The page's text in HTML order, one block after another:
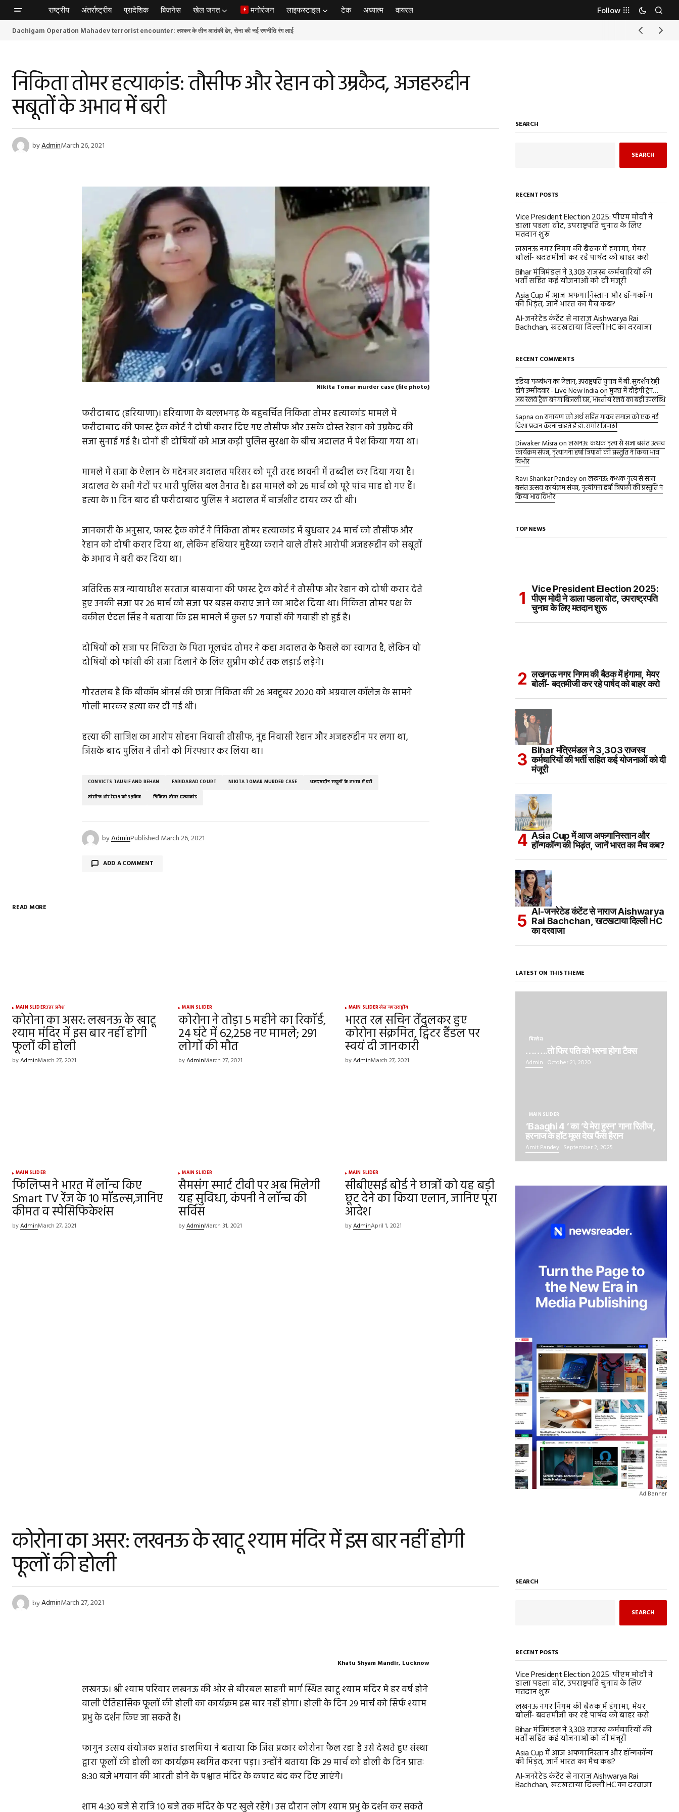
राष्ट्रीय अंतर्राष्ट्रीय प्रादेशिक बिज़नेस खेल जगत मनोरंजन लाइफस्टाइल टेक अध्यात्म वायरल Follow
Dachigam Operation Mahadev terrorist encounter: लश्कर के तीन आतंकी ढेर, सेना की नई रणनीति रंग लाई
निकिता तोमर हत्याकांड: तौसीफ और रेहान को उम्रकैद, अजहरुद्दीन
सबूतों के अभाव में बरी
byAdminMarch 26, 2021
Nikita Tomar murder case (file photo)
फरीदाबाद (हरियाणा)। हरियाणा के बल्लभगढ़ के बहुचर्चित निकिता तोमर हत्याकांड मामले में
फरीदाबाद की फास्ट ट्रैक कोर्ट ने दोषी करार दिए गए तौसीफ और उसके दोस्त रेहान को उम्रकैद की
सजा सुनाई गई है। दोनों ही दोषियों को आज कड़ी पुलिस सुरक्षा के बीच अदालत में पेश किया गया था।
मामले में सजा के ऐलान के मद्देनजर अदालत परिसर को पूरी तरह छावनी में तब्दील कर दिया गया है।
अदालत के सभी गेटों पर भारी पुलिस बल तैनात है। इस मामले को 26 मार्च को पूरे पांच माह हो गए हैं।
हत्या के 11 दिन बाद ही फरीदाबाद पुलिस ने अदालत में चार्जशीट दायर कर दी थी।
जानकारी के अनुसार, फास्ट ट्रैक कोर्ट ने निकिता तोमर हत्याकांड में बुधवार 24 मार्च को तौसीफ और
रेहान को दोषी करार दिया था, लेकिन हथियार मुहैय्या कराने वाले तीसरे आरोपी अजहरुद्दीन को सबूतों
के अभाव में बरी कर दिया था।
अतिरिक्त सत्र न्यायाधीश सरताज बासवाना की फास्ट ट्रैक कोर्ट ने तौसीफ और रेहान को दोषी करार देते
हुए उनकी सजा पर 26 मार्च को सजा पर बहस कराए जाने का आदेश दिया था। निकिता तोमर पक्ष के
वकील ऐदल सिंह ने बताया कि इस मामले में कुल 57 गवाहों की गवाही हो हुई है।
दोषियों को सजा पर निकिता के पिता मूलचंद तोमर ने कहा अदालत के फैसले का स्वागत है, लेकिन वो
दोषियों को फांसी की सजा दिलाने के लिए सुप्रीम कोर्ट तक लड़ाई लड़ेंगे।
गौरतलब है कि बीकॉम ऑनर्स की छात्रा निकिता की 26 अक्टूबर 2020 को अग्रवाल कॉलेज के सामने
गोली मारकर हत्या कर दी गई थी।
हत्या की साजिश का आरोप सोहना निवासी तौसीफ, नूंह निवासी रेहान और अजहरुद्दीन पर लगा था,
जिसके बाद पुलिस ने तीनों को गिरफ्तार कर लिया था।
CONVICTS TAUSIF AND REHAN FARIDABAD COURT NIKITA TOMAR MURDER CASE अजहरुद्दीन सबूतों के अभाव में बरी
तौसीफ और रेहान को उम्रकैद निकिता तोमर हत्याकांड
byAdminPublished March 26, 2021
ADD A COMMENT
Save my name, email, and website in
this browser for the next time I
READ MORE
MAIN SLIDERउत्तर प्रदेश
कोरोना का असर: लखनऊ के खाटू
श्याम मंदिर में इस बार नहीं होगी
फूलों की होली
byAdminMarch 27, 2021
MAIN SLIDER
कोरोना ने तोड़ा 5 महीने का रिकॉर्ड,
24 घंटे में 62,258 नए मामले; 291
लोगों की मौत
byAdminMarch 27, 2021
MAIN SLIDERखेल जगतराष्ट्रीय
भारत रत्न सचिन तेंदुलकर हुए
कोरोना संक्रमित, ट्विटर हैंडल पर
स्वयं दी जानकारी
byAdminMarch 27, 2021
MAIN SLIDER
फिलिप्स ने भारत में लॉन्च किए
Smart TV रेंज के 10 मॉडल्स,जानिए
कीमत व स्पेसिफिकेशंस
byAdminMarch 27, 2021
MAIN SLIDER
सैमसंग स्मार्ट टीवी पर अब मिलेगी
यह सुविधा, कंपनी ने लॉन्च की
सर्विस
byAdminMarch 31, 2021
MAIN SLIDER
सीबीएसई बोर्ड ने छात्रों को यह बड़ी
छूट देने का किया एलान, जानिए पूरा
आदेश
byAdminApril 1, 2021
SEARCH
SEARCH
RECENT POSTS
Vice President Election 2025: पीएम मोदी ने
डाला पहला वोट, उपराष्ट्रपति चुनाव के लिए
मतदान शुरू
लखनऊ नगर निगम की बैठक में हंगामा, मेयर
बोलीं- बदतमीजी कर रहे पार्षद को बाहर करो
Bihar मंत्रिमंडल ने 3,303 राजस्व कर्मचारियों की
भर्ती सहित कई योजनाओं को दी मंजूरी
Asia Cup में आज अफगानिस्तान और हॉन्गकॉन्ग
की भिड़ंत, जानें भारत का मैच कब?
AI-जनरेटेड कंटेंट से नाराज Aishwarya Rai
Bachchan, खटखटाया दिल्ली HC का दरवाजा
RECENT COMMENTS
इंडिया गठबंधन का ऐलान, उपराष्ट्रपति चुनाव में बी. सुदर्शन रेड्डी
होंगे उम्मीदवार - Live New Indiaonमुफ्त में दौड़ेगी ट्रेन…
अब रेलवे ट्रैक बनेगा बिजली घर, भारतीय रेलवे का बड़ी उपलब्धि
Sapnaonरामायण को अर्थ सहित गाकर समाज को एक नई
दिशा प्रदान करना चाहते हैं डॉ. समीर त्रिपाठी
Diwaker Misraonलखनऊ: कथक नृत्य से सजा बसंत उत्सव
कार्यक्रम संपन्न, नृत्यांगना हर्षा त्रिपाठी की प्रस्तुति ने किया भाव
विभोर
Ravi Shankar Pandeyonलखनऊ: कथक नृत्य से सजा
बसंत उत्सव कार्यक्रम संपन्न, नृत्यांगना हर्षा त्रिपाठी की प्रस्तुति ने
किया भाव विभोर
TOP NEWS
Vice President Election 2025:
पीएम मोदी ने डाला पहला वोट, उपराष्ट्रपति
चुनाव के लिए मतदान शुरू
लखनऊ नगर निगम की बैठक में हंगामा, मेयर
बोलीं- बदतमीजी कर रहे पार्षद को बाहर करो
Bihar मंत्रिमंडल ने 3,303 राजस्व
कर्मचारियों की भर्ती सहित कई योजनाओं को दी
मंजूरी
Asia Cup में आज अफगानिस्तान और
हॉन्गकॉन्ग की भिड़ंत, जानें भारत का मैच कब?
AI-जनरेटेड कंटेंट से नाराज Aishwarya
Rai Bachchan, खटखटाया दिल्ली HC
का दरवाजा
LATEST ON THIS THEME
बिज़नेस
……..तो फिर पति को भरना होगा टैक्स
Admin October 21, 2020
MAIN SLIDER
‘Baaghi 4 ‘ का ‘ये मेरा हुस्न’ गाना रिलीज,
हरनाज के हॉट मूव्स देख फैंस हैरान
Amit Pandey September 2, 2025
Ad Banner
कोरोना का असर: लखनऊ के खाटू श्याम मंदिर में इस बार नहीं होगी
फूलों की होली
byAdminMarch 27, 2021
Khatu Shyam Mandir, Lucknow
लखनऊ। श्री श्याम परिवार लखनऊ की ओर से बीरबल साहनी मार्ग स्थित खाटू श्याम मंदिर मे हर वर्ष होने
वाली ऐतिहासिक फूलों की होली का कार्यक्रम इस बार नहीं होगा। होली के दिन 29 मार्च को सिर्फ श्याम
प्रभु के दर्शन किए जा सकते हैं।
फागुन उत्सव संयोजक प्रशांत डालमिया ने बताया कि जिस प्रकार कोरोना फैल रहा है उसे देखते हुए संस्था
द्वारा फूलों की होली का कार्यक्रम स्थगित करना पड़ा। उन्होंने बताया कि 29 मार्च को होली के दिन प्रातः
8:30 बजे भगवान की आरती होने के पश्चात मंदिर के कपाट बंद कर दिए जाएंगे।
शाम 4:30 बजे से रात्रि 10 बजे तक मंदिर के पट खुले रहेंगे। उस दौरान लोग श्याम प्रभु के दर्शन कर सकते
SEARCH
SEARCH
RECENT POSTS
Vice President Election 2025: पीएम मोदी ने
डाला पहला वोट, उपराष्ट्रपति चुनाव के लिए
मतदान शुरू
लखनऊ नगर निगम की बैठक में हंगामा, मेयर
बोलीं- बदतमीजी कर रहे पार्षद को बाहर करो
Bihar मंत्रिमंडल ने 3,303 राजस्व कर्मचारियों की
भर्ती सहित कई योजनाओं को दी मंजूरी
Asia Cup में आज अफगानिस्तान और हॉन्गकॉन्ग
की भिड़ंत, जानें भारत का मैच कब?
AI-जनरेटेड कंटेंट से नाराज Aishwarya Rai
Bachchan, खटखटाया दिल्ली HC का दरवाजा